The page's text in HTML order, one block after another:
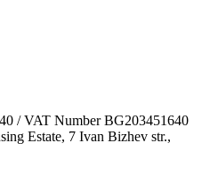
/ VAT Number BG203451640
Estate, 7 Ivan Bizhev str.,